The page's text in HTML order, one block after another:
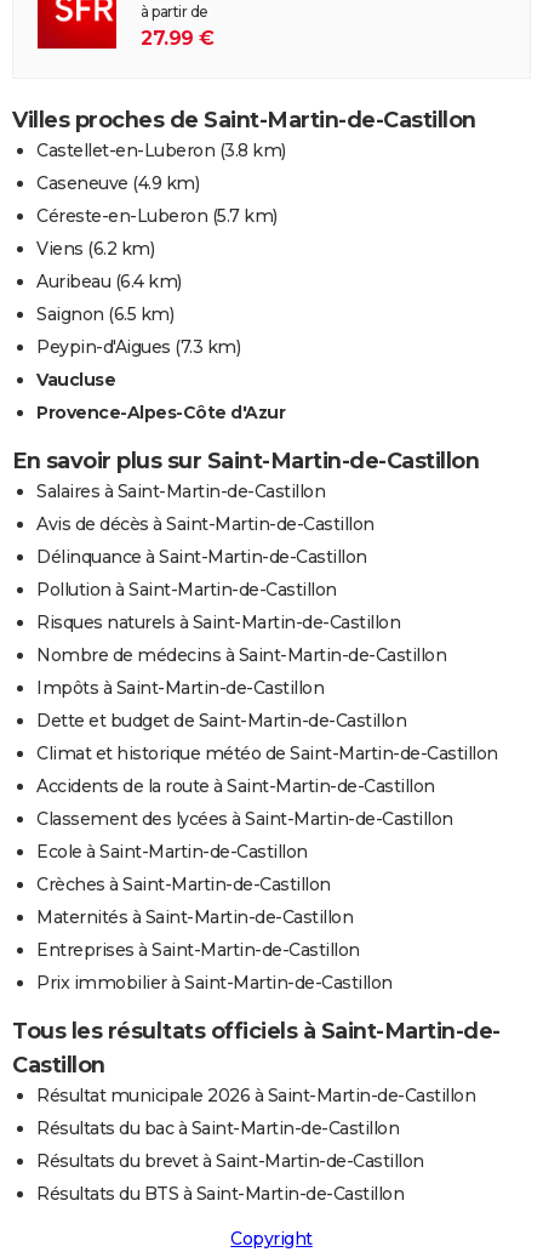
à partir de
27.99 €
Villes proches de Saint-Martin-de-Castillon
Castellet-en-Luberon (3.8 km)
Caseneuve (4.9 km)
Céreste-en-Luberon (5.7 km)
Viens (6.2 km)
Auribeau (6.4 km)
Saignon (6.5 km)
Peypin-d'Aigues (7.3 km)
Vaucluse
Provence-Alpes-Côte d'Azur
En savoir plus sur Saint-Martin-de-Castillon
Salaires à Saint-Martin-de-Castillon
Avis de décès à Saint-Martin-de-Castillon
Délinquance à Saint-Martin-de-Castillon
Pollution à Saint-Martin-de-Castillon
Risques naturels à Saint-Martin-de-Castillon
Nombre de médecins à Saint-Martin-de-Castillon
Impôts à Saint-Martin-de-Castillon
Dette et budget de Saint-Martin-de-Castillon
Climat et historique météo de Saint-Martin-de-Castillon
Accidents de la route à Saint-Martin-de-Castillon
Classement des lycées à Saint-Martin-de-Castillon
Ecole à Saint-Martin-de-Castillon
Crèches à Saint-Martin-de-Castillon
Maternités à Saint-Martin-de-Castillon
Entreprises à Saint-Martin-de-Castillon
Prix immobilier à Saint-Martin-de-Castillon
Tous les résultats officiels à Saint-Martin-de-
Castillon
Résultat municipale 2026 à Saint-Martin-de-Castillon
Résultats du bac à Saint-Martin-de-Castillon
Résultats du brevet à Saint-Martin-de-Castillon
Résultats du BTS à Saint-Martin-de-Castillon
Copyright